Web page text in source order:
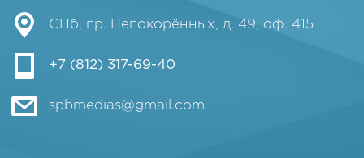
СПб, пр. Непокорённых, д. 49, оф. 415
+7 (812) 317-69-40
spbmedias@gmail.com